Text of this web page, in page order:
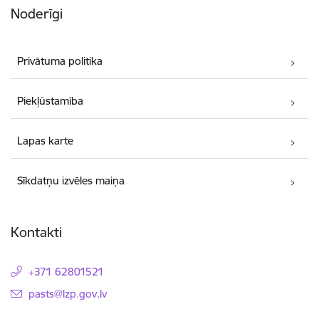
Noderīgi
Privātuma politika
Piekļūstamība
Lapas karte
Sīkdatņu izvēles maiņa
Kontakti
+371 62801521
E-pasts:
pasts@lzp.gov.lv